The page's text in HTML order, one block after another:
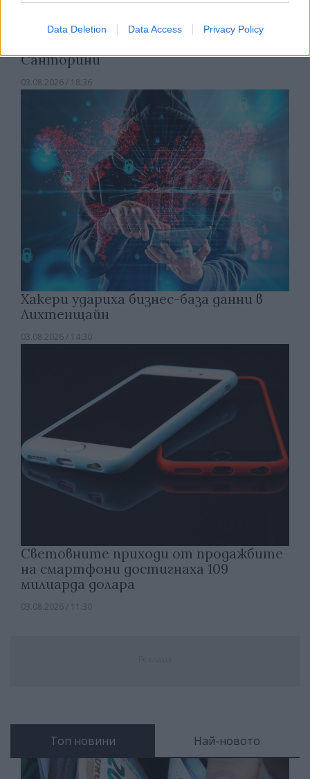
Data Deletion Data Access Privacy Policy
Санторини
03.08.2026 / 18:36
Хакери удариха бизнес-база данни в
Лихтенщайн
03.08.2026 / 14:30
Световните приходи от продажбите
на смартфони достигнаха 109
милиарда долара
03.08.2026 / 11:30
Топ новини Най-новото